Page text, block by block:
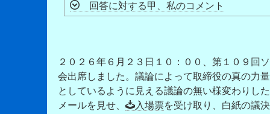
回答に対する甲、私のコメント
２０２６年６月２３日１０：００、第１０９回
会出席しました。議論によって取締役の真の力
としているように見える議論の無い様変わりし
メールを見せ、
入場票を受け取り、白紙の議